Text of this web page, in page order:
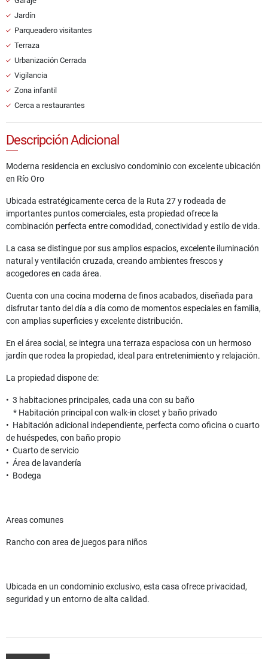
Jardín
Parqueadero visitantes
Terraza
Urbanización Cerrada
Vigilancia
Zona infantil
Cerca a restaurantes
Descripción Adicional
Moderna residencia en exclusivo condominio con excelente ubicación
en Río Oro
Ubicada estratégicamente cerca de la Ruta 27 y rodeada de
importantes puntos comerciales, esta propiedad ofrece la
combinación perfecta entre comodidad, conectividad y estilo de vida.
La casa se distingue por sus amplios espacios, excelente iluminación
natural y ventilación cruzada, creando ambientes frescos y
acogedores en cada área.
Cuenta con una cocina moderna de finos acabados, diseñada para
disfrutar tanto del día a día como de momentos especiales en familia,
con amplias superficies y excelente distribución.
En el área social, se integra una terraza espaciosa con un hermoso
jardín que rodea la propiedad, ideal para entretenimiento y relajación.
La propiedad dispone de:
•⁠ ⁠3 habitaciones principales, cada una con su baño
* Habitación principal con walk-in closet y baño privado
•⁠ ⁠Habitación adicional independiente, perfecta como oficina o cuarto
de huéspedes, con baño propio
•⁠ ⁠Cuarto de servicio
•⁠ ⁠Área de lavandería
•⁠ ⁠Bodega
Areas comunes
Rancho con area de juegos para niños
Ubicada en un condominio exclusivo, esta casa ofrece privacidad,
seguridad y un entorno de alta calidad.